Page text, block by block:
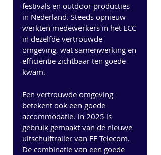
festivals en outdoor producties
in Nederland. Steeds opnieuw
werkten medewerkers in het ECC
in dezelfde vertrouwde
omgeving, wat samenwerking en
efficiëntie zichtbaar ten goede
kwam.
Een vertrouwde omgeving
betekent ook een goede
accommodatie. In 2025 is
gebruik gemaakt van de nieuwe
uitschuiftrailer van FE Telecom.
De combinatie van een goede